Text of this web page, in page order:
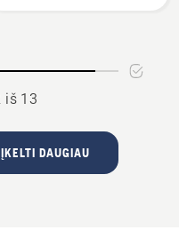
iš 13
ĮKELTI DAUGIAU